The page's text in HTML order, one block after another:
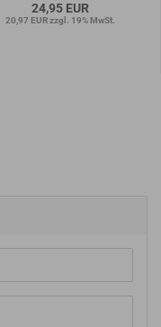
24,95 EUR
20,97 EUR zzgl. 19% MwSt.